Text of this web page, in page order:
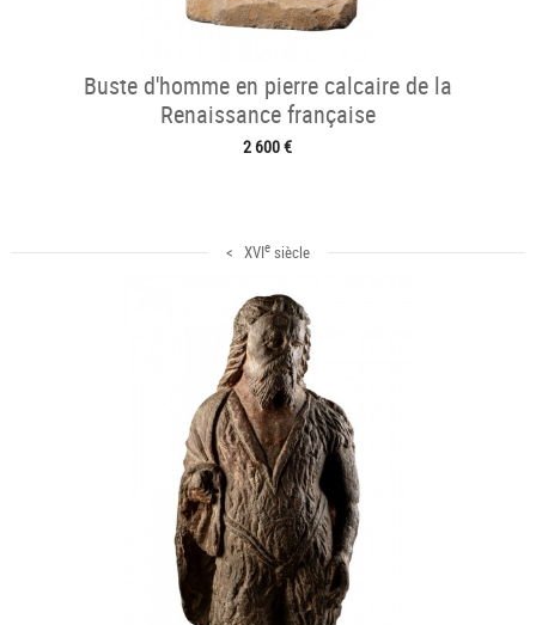
Buste d'homme en pierre calcaire de la
Renaissance française
2 600 €
< XVIesiècle